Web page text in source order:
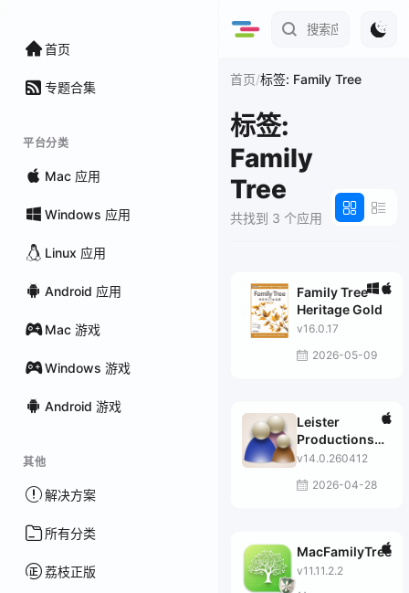
首页
专题合集
平台分类
Mac 应用
Windows 应用
Linux 应用
Android 应用
Mac 游戏
Windows 游戏
Android 游戏
其他
解决方案
所有分类
荔枝正版
首页/标签: Family Tree
标签:
Family
Tree
共找到 3 个应用
Family Tree
Heritage Gold
v16.0.17
2026-05-09
Leister
Productions
Reunion
v14.0.260412
2026-04-28
MacFamilyTree
v11.11.2.2